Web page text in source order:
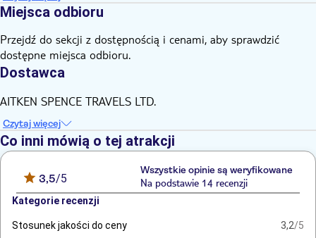
Miejsca odbioru
Przejdź do sekcji z dostępnością i cenami, aby sprawdzić
dostępne miejsca odbioru.
Dostawca
AITKEN SPENCE TRAVELS LTD.
Czytaj więcej
Co inni mówią o tej atrakcji
3,5/5
Wszystkie opinie są weryfikowane
Na podstawie 14 recenzji
Kategorie recenzji
Stosunek jakości do ceny 3,2/5